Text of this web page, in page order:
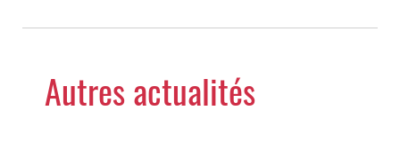
Autres actualités